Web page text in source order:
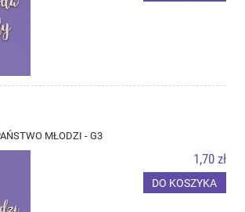
MŁODZI - G3
1,70 zł
DO KOSZYKA